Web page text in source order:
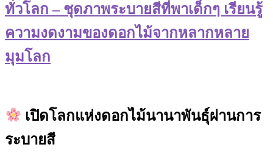
ทั่วโลก – ชุดภาพระบายสีที่พาเด็กๆ เรียนรู้
ความงดงามของดอกไม้จากหลากหลาย
มุมโลก
เปิดโลกแห่งดอกไม้นานาพันธุ์ผ่านการ
ระบายสี